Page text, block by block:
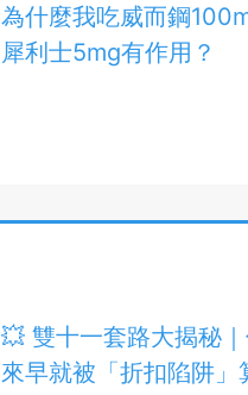
為什麼我吃威而鋼
犀利士5mg有作用？
💥 雙十一套路大揭秘
來早就被「折扣陷阱」